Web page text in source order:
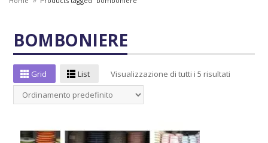
BOMBONIERE
Grid List Visualizzazione di tutti i 5 risultati